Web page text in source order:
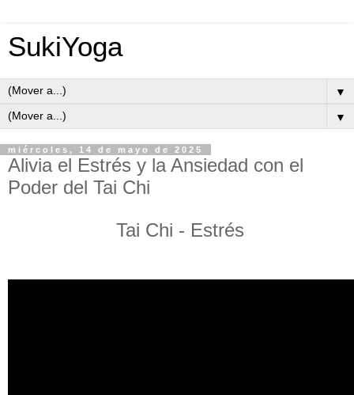
SukiYoga
▼
▼
miércoles, 14 de mayo de 2025
Alivia el Estrés y la Ansiedad con el
Poder del Tai Chi
Tai Chi - Estrés